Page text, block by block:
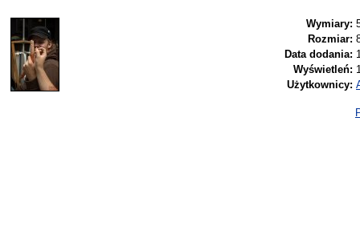
Wymiary:
Rozmiar:
Data dodania:
Wyświetleń:
Użytkownicy: